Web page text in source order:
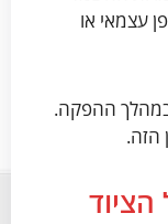
עצמאי או
במהלך ההפקה.
הזה.